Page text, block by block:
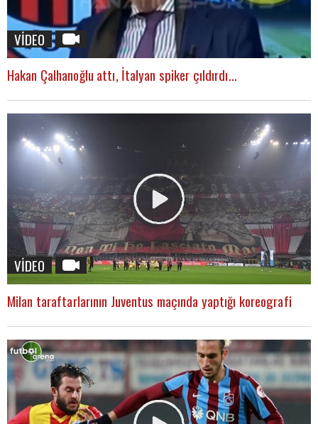
VİDEO
Hakan Çalhanoğlu attı, İtalyan spiker çıldırdı...
VİDEO
Milan taraftarlarının Juventus maçında yaptığı koreografi